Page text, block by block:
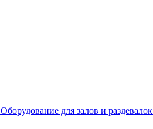
Оборудование для залов и раздевалок